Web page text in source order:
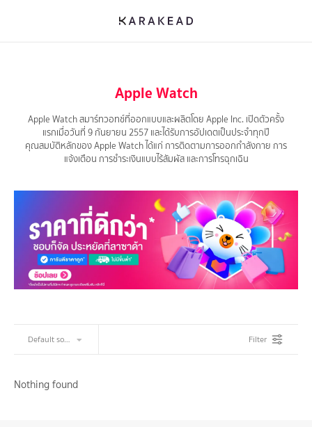
Apple Watch
Apple Watch สมาร์ทวอทช์ที่ออกแบบและผลิตโดย Apple Inc. เปิดตัวครั้ง
แรกเมื่อวันที่ 9 กันยายน 2557 และได้รับการอัปเดตเป็นประจำทุกปี
คุณสมบัติหลักของ Apple Watch ได้แก่ การติดตามการออกกำลังกาย การ
แจ้งเตือน การชำระเงินแบบไร้สัมผัส และการโทรฉุกเฉิน
Filter
Nothing found